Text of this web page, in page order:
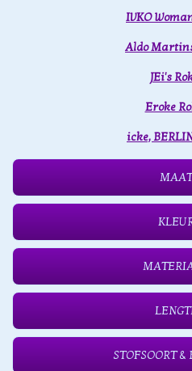
IVKO
Aldo
JEi's
Eroke
icke,
MAAT
STOFSOORT &